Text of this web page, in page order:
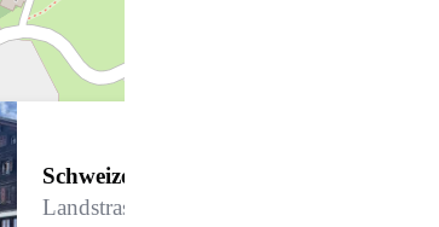
Schweizerhaus
Landstrasse 23, 7252 Klosters Dorf